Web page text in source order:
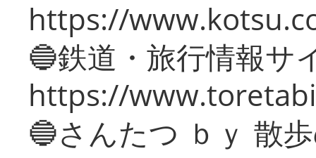
https://
🔵鉄道・旅行情報サ
https://
🔵さんたつ ｂｙ 散